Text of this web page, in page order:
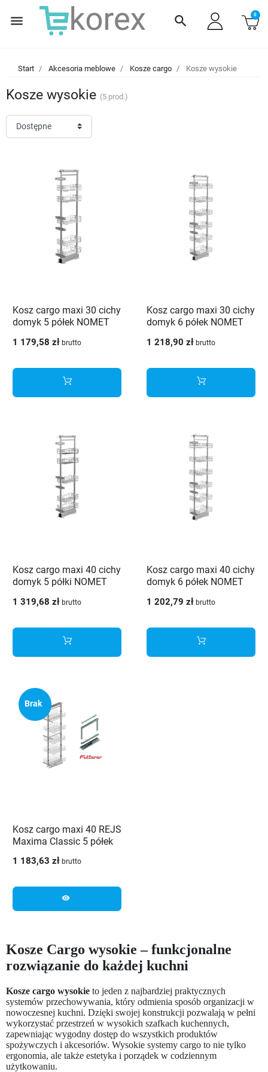
menu search 0
Start Akcesoria meblowe Kosze cargo Kosze wysokie
Kosze wysokie (5 prod.)
Kosz cargo maxi 30 cichy
domyk 5 półek NOMET
1 179,58 zł brutto
Kosz cargo maxi 30 cichy
domyk 6 półek NOMET
1 218,90 zł brutto
Kosz cargo maxi 40 cichy
domyk 5 półki NOMET
1 319,68 zł brutto
Kosz cargo maxi 40 cichy
domyk 6 półek NOMET
1 202,79 zł brutto
Brak
Kosz cargo maxi 40 REJS
Maxima Classic 5 półek
1 183,63 zł brutto
visibility
Kosze Cargo wysokie – funkcjonalne
rozwiązanie do każdej kuchni
Kosze cargo wysokie to jeden z najbardziej praktycznych
systemów przechowywania, który odmienia sposób organizacji w
nowoczesnej kuchni. Dzięki swojej konstrukcji pozwalają w pełni
wykorzystać przestrzeń w wysokich szafkach kuchennych,
zapewniając wygodny dostęp do wszystkich produktów
spożywczych i akcesoriów. Wysokie systemy cargo to nie tylko
ergonomia, ale także estetyka i porządek w codziennym
użytkowaniu.